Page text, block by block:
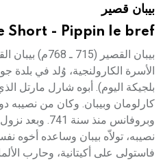
هيئة الموسوعة العربية تطلقبيبان قصير
Short - Pippin le bref
بلجيكة اليوم). أبوه شارل مارتل
كارلومان وبيبان. وكان من نصيبه
نصيبه، تولاّه بيبان وساعده أخوه
فاستولى على أكيتانية، وحارب